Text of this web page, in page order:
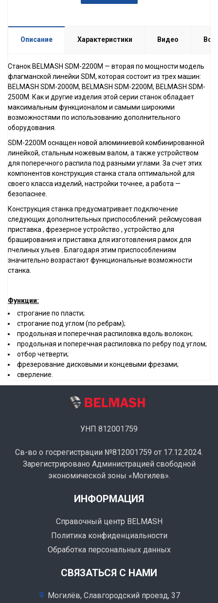
Описание Характеристики Видео
Станок BELMASH SDM-2200M — вторая по мощности модель
флагманской линейки SDM, которая состоит из трех машин:
BELMASH SDM-2000M, BELMASH SDM-2200M, BELMASH SDM-
2500M. Как и другие изделия этой серии станок обладает
максимальным функционалом и самыми широкими
возможностями по использованию дополнительного
оборудования.
SDM-2200M оснащен новой алюминиевой комбинированной
линейкой, стальным ножевым валом, а также устройством
для поперечного распила под разными углами. За счет этих
компонентов конструкция станка стала оптимальной для
своего класса изделий, настройки точнее, а работа —
безопаснее.
Конструкция станка предусматривает подключение
следующих дополнительных приспособлений: рейсмусовая
приставка , фрезерное устройство , устройство для
браширования и приставка для изготовления рамок для
пчелиных ульев . Благодаря этим приспособлениям
значительно возрастают функциональные возможности
станка.
Функции:
строгание по пласти;
строгание под углом (по ребрам);
продольная и поперечная распиловка вдоль волокон;
продольная и поперечная распиловка по ребру под углом;
отбор четверти;
фрезерование дисковыми и концевыми фрезами;
сверление.
УНП 812001759
Св-во о госрегистрации №812001759 от 17.12.2024.
Зарегистрировано Администрацией свободной
экономической зоны «Могилев».
ИНФОРМАЦИЯ
Справочный центр BELMASH
Политика конфиденциальности
Обработка персональных данных
СВЯЗАТЬСЯ С НАМИ
Могилёв, Славгородский проезд, 37